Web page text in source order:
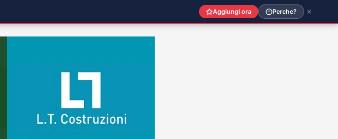
Aggiungi ora Perche?